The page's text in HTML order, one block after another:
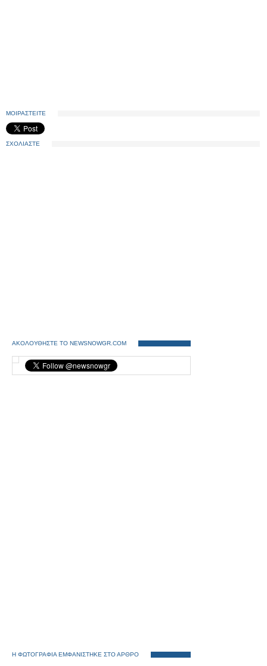
ΜΟΙΡΑΣΤΕΙΤΕ
ΣΧΟΛΙΑΣΤΕ
ΑΚΟΛΟΥΘΗΣΤΕ ΤΟ NEWSNOWGR.COM
Η ΦΩΤΟΓΡΑΦΙΑ ΕΜΦΑΝΙΣΤΗΚΕ ΣΤΟ ΑΡΘΡΟ